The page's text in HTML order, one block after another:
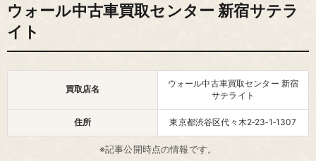
ウォール中古車買取センター 新宿サテラ
イト
買取店名
ウォール中古車買取センター 新宿
サテライト
住所 東京都渋谷区代々木2‑23‑1‑1307
※記事公開時点の情報です。